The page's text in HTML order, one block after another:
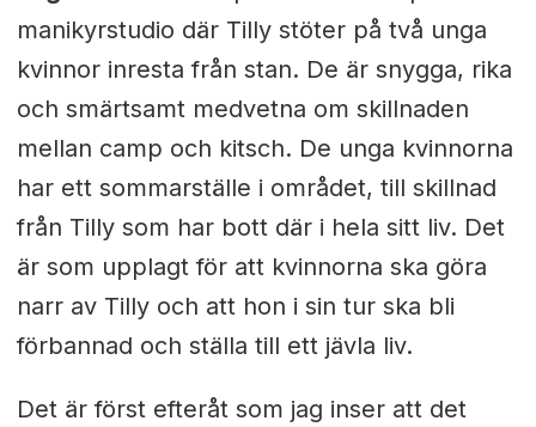
manikyrstudio där Tilly stöter på två unga
kvinnor inresta från stan. De är snygga, rika
och smärtsamt medvetna om skillnaden
mellan camp och kitsch. De unga kvinnorna
har ett sommarställe i området, till skillnad
från Tilly som har bott där i hela sitt liv. Det
är som upplagt för att kvinnorna ska göra
narr av Tilly och att hon i sin tur ska bli
förbannad och ställa till ett jävla liv.
Det är först efteråt som jag inser att det